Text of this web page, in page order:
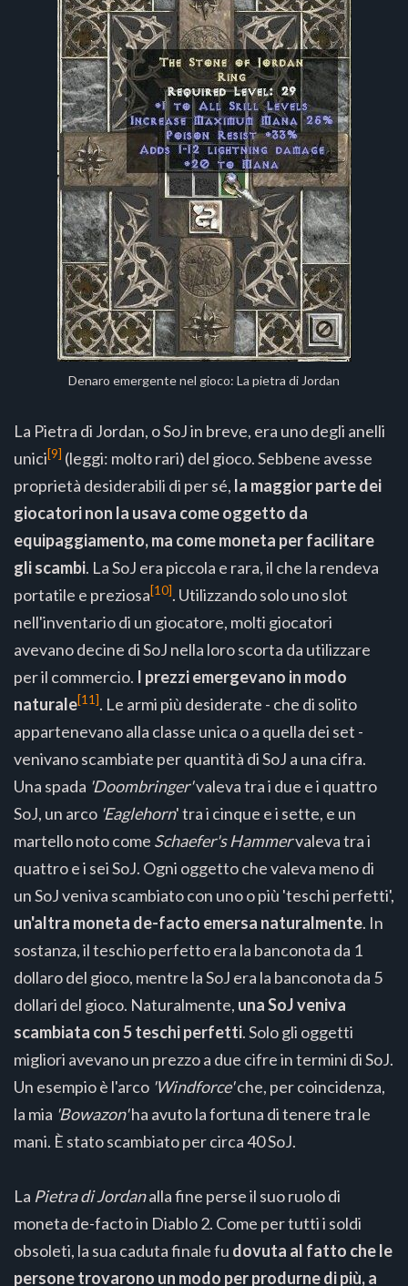
Denaro emergente nel gioco: La pietra di Jordan
La Pietra di Jordan, o SoJ in breve, era uno degli anelli
unici[9] (leggi: molto rari) del gioco. Sebbene avesse
proprietà desiderabili di per sé, la maggior parte dei
giocatori non la usava come oggetto da
equipaggiamento, ma come moneta per facilitare
gli scambi. La SoJ era piccola e rara, il che la rendeva
portatile e preziosa[10]. Utilizzando solo uno slot
nell'inventario di un giocatore, molti giocatori
avevano decine di SoJ nella loro scorta da utilizzare
per il commercio. I prezzi emergevano in modo
naturale[11]. Le armi più desiderate - che di solito
appartenevano alla classe unica o a quella dei set -
venivano scambiate per quantità di SoJ a una cifra.
Una spada 'Doombringer'valeva tra i due e i quattro
SoJ, un arco 'Eaglehorn' tra i cinque e i sette, e un
martello noto come Schaefer's Hammervaleva tra i
quattro e i sei SoJ. Ogni oggetto che valeva meno di
un SoJ veniva scambiato con uno o più 'teschi perfetti',
un'altra moneta de-facto emersa naturalmente. In
sostanza, il teschio perfetto era la banconota da 1
dollaro del gioco, mentre la SoJ era la banconota da 5
dollari del gioco. Naturalmente, una SoJ veniva
scambiata con 5 teschi perfetti. Solo gli oggetti
migliori avevano un prezzo a due cifre in termini di SoJ.
Un esempio è l'arco 'Windforce'che, per coincidenza,
la mia 'Bowazon'ha avuto la fortuna di tenere tra le
mani. È stato scambiato per circa 40 SoJ.
La Pietra di Jordanalla fine perse il suo ruolo di
moneta de-facto in Diablo 2. Come per tutti i soldi
obsoleti, la sua caduta finale fu dovuta al fatto che le
persone trovarono un modo per produrne di più, a